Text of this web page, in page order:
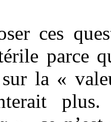
ces
parce
la «